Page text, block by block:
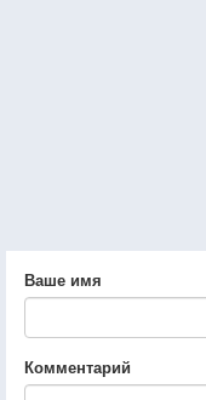
Ваше имя
Комментарий